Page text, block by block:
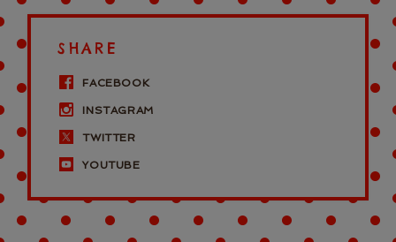
SHARE
FACEBOOK
INSTAGRAM
TWITTER
YOUTUBE